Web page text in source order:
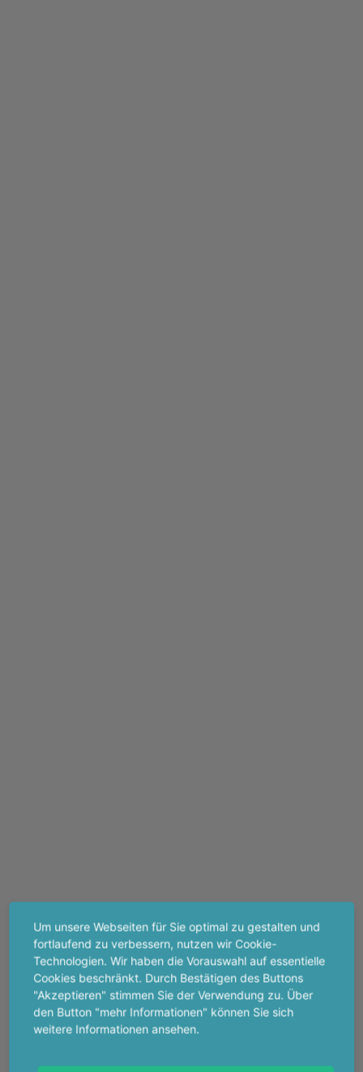
Um unsere Webseiten für Sie optimal zu gestalten und
fortlaufend zu verbessern, nutzen wir Cookie-
Technologien. Wir haben die Vorauswahl auf essentielle
Cookies beschränkt. Durch Bestätigen des Buttons
"Akzeptieren" stimmen Sie der Verwendung zu. Über
den Button "mehr Informationen" können Sie sich
weitere Informationen ansehen.